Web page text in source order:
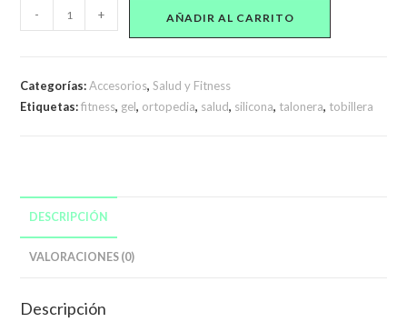
Talonera
Tobillera
Silicona
cantidad
- + AÑADIR AL CARRITO
Categorías:Accesorios,Salud y Fitness
Etiquetas:fitness, gel, ortopedia, salud, silicona, talonera, tobillera
DESCRIPCIÓN
VALORACIONES (0)
Descripción